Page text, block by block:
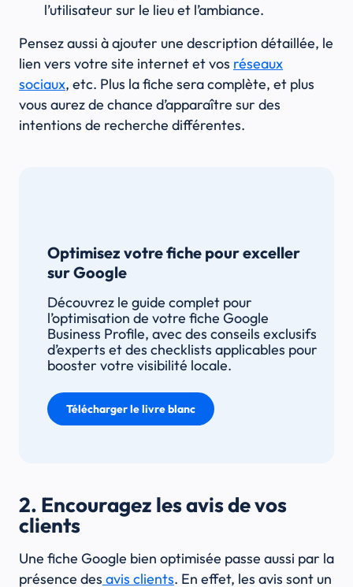
l’utilisateur sur le lieu et l’ambiance.
Pensez aussi à ajouter une description détaillée, le
lien vers votre site internet et vos réseaux
sociaux, etc. Plus la fiche sera complète, et plus
vous aurez de chance d’apparaître sur des
intentions de recherche différentes.
Optimisez votre fiche pour exceller
sur Google
Découvrez le guide complet pour
l’optimisation de votre fiche Google
Business Profile, avec des conseils exclusifs
d’experts et des checklists applicables pour
booster votre visibilité locale.
Télécharger le livre blanc
2. Encouragez les avis de vos
clients
Une fiche Google bien optimisée passe aussi par la
présence des avis clients. En effet, les avis sont un